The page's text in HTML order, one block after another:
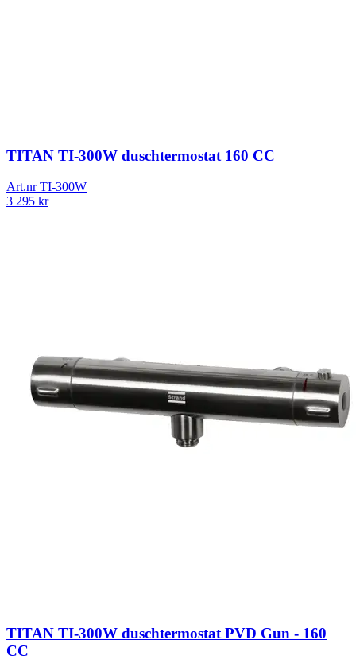
TITAN TI-300W duschtermostat 160 CC
Art.nrTI-300W
3 295 kr
TITAN TI-300W duschtermostat PVD Gun - 160
CC